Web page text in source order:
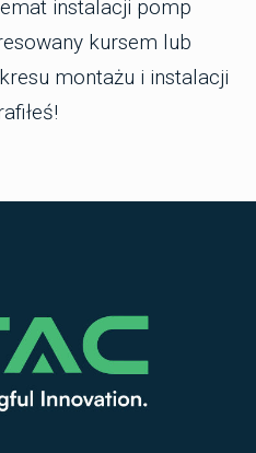
instalacji pomp
kursem lub
montażu i instalacji